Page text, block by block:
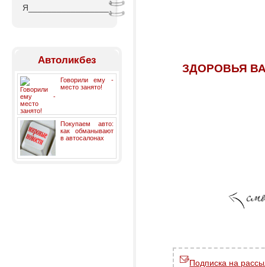
Я_________________
Автоликбез
Говорили ему -
место занято!
Покупаем авто:
как обманывают
в автосалонах
ЗДОРОВЬЯ
Подписка на